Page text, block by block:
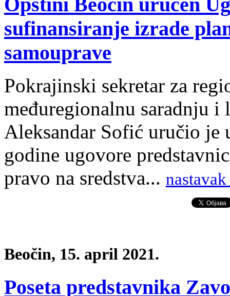
sufinansiranje izrade
samouprave
Pokrajinski sekretar za
međuregionalnu saradnju i
Aleksandar Sofić uručio je
godine ugovore
pravo na sredstva...
Beočin, 15. april 2021.
Poseta predstavnika